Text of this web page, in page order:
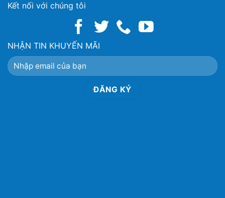
Kết nối với chúng tôi
NHẬN TIN KHUYẾN MÃI